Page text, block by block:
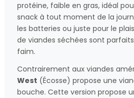
protéine, faible en gras, idéal
snack à tout moment de la
les batteries ou juste pour le
de viandes séchées sont
faim.
Contrairement aux viandes
West (Écosse) propose une
bouche. Cette version propose